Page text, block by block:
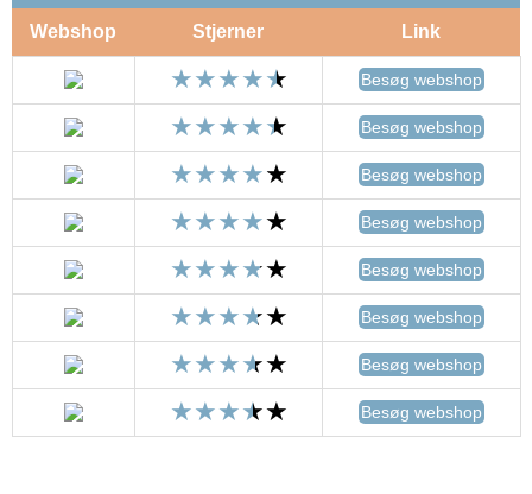
Webshop Stjerner Link
Besøg webshop
Besøg webshop
Besøg webshop
Besøg webshop
Besøg webshop
Besøg webshop
Besøg webshop
Besøg webshop